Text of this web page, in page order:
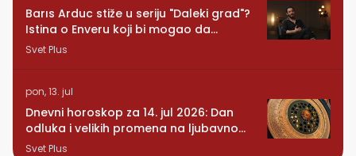
Barıs Arduc stiže u seriju "Daleki grad"?
Istina o Enveru koji bi mogao da
promeni sve
Svet Plus
pon, 13. jul
Dnevni horoskop za 14. jul 2026: Dan
odluka i velikih promena na ljubavnom
planu
Svet Plus